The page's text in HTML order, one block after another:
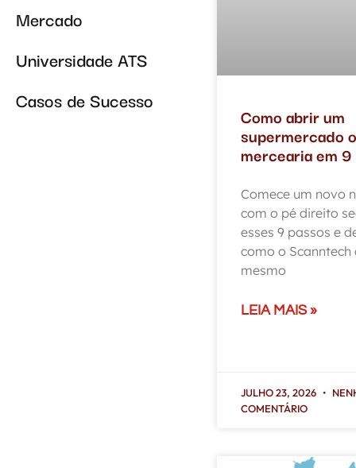
Mercado
Universidade ATS
Casos de Sucesso
Como abrir um
supermercado
mercearia em
Comece um novo
com o pé direito
esses 9 passos e
como o Scanntech
mesmo
LEIA MAIS »
JULHO 23, 2026
COMENTÁRIO